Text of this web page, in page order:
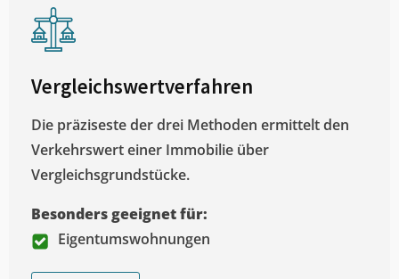
Vergleichswertverfahren
Die präziseste der drei Methoden ermittelt den
Verkehrswert einer Immobilie über
Vergleichsgrundstücke.
Besonders geeignet für:
Eigentumswohnungen